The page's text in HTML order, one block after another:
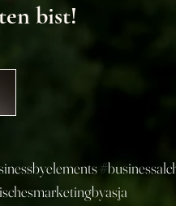
bist!